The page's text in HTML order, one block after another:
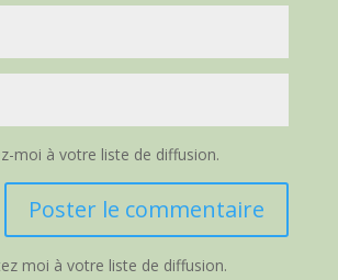
moi à votre liste de diffusion.
moi à votre liste de diffusion.